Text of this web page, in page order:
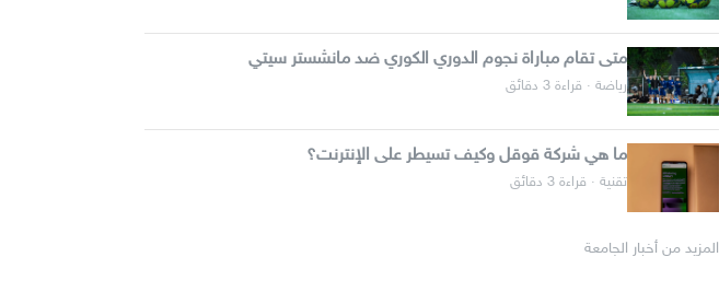
متى تقام مباراة نجوم الدوري الكوري ضد مانشستر سيتي
رياضة · قراءة 3 دقائق
ما هي شركة قوقل وكيف تسيطر على الإنترنت؟
تقنية · قراءة 3 دقائق
المزيد من أخبار الجامعة